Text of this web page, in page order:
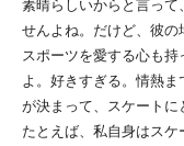
素晴らしいからと言って
せんよね。だけど、彼
スポーツを愛する心も
よ。好きすぎる。情熱
が決まって、スケートに
たとえば、私自身はス